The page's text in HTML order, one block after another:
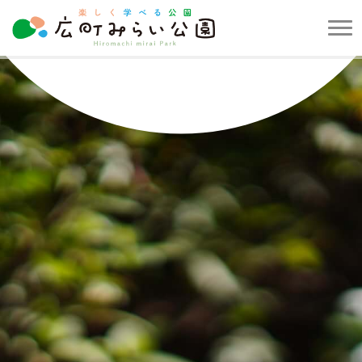
し
く
べ
る
公
園
広
み
ら
い
公
園
メ
ュ
ー
を
開
閉
す